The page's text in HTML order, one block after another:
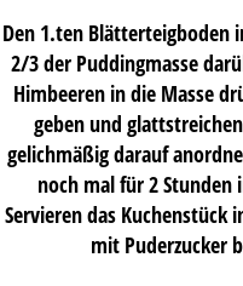
Den 1.ten Blätterteigboden
2/3 der Puddingmasse
Himbeeren in die Masse
geben und
gelichmäßig darauf
noch mal für 2 Stunden
Servieren das Kuchenstück
mit Puderzucker